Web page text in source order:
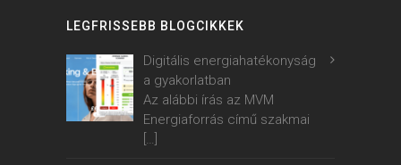
LEGFRISSEBB BLOGCIKKEK
Digitális energiahatékonyság
a gyakorlatban
Az alábbi írás az MVM
Energiaforrás című szakmai